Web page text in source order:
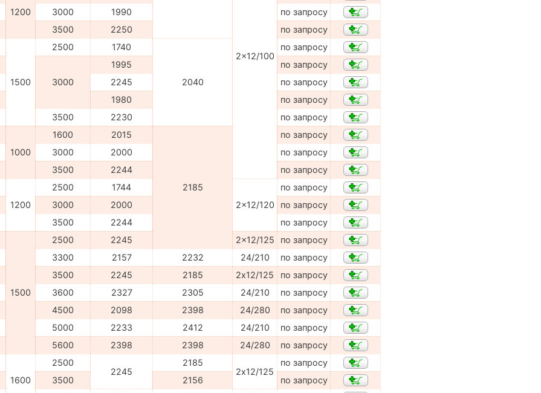
2x12/100
1200
3000 1990
по запросу
3500 2250
по запросу
1500
2500 1740
2040
по запросу
3000
1995
по запросу
2245
по запросу
1980
по запросу
3500 2230 по запросу
1000
1600 2015
2185
по запросу
3000 2000
по запросу
3500 2244
по запросу
1200
2500
1744
2x12/120
по запросу
3000 2000
по запросу
3500 2244
по запросу
1500
2500 2245 2x12/125
по запросу
3300 2157 2232 24/210
по запросу
3500 2245 2185 2х12/125
по запросу
3600 2327 2305 24/210
по запросу
4500 2098 2398 24/280
по запросу
5000 2233 2412 24/210
по запросу
5600 2398 2398 24/280
по запросу
1600
2500
2245
2185
2х12/125
по запросу
3500 2156
по запросу